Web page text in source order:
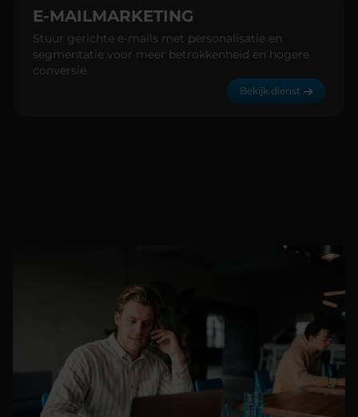
E-MAILMARKETING
Stuur gerichte e-mails met personalisatie en
segmentatie voor meer betrokkenheid en hogere
conversie.
Bekijk dienst